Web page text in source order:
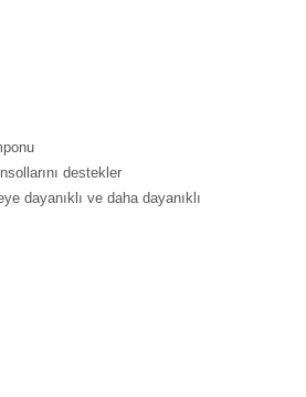
destekler
dayanıklı ve daha dayanıklı